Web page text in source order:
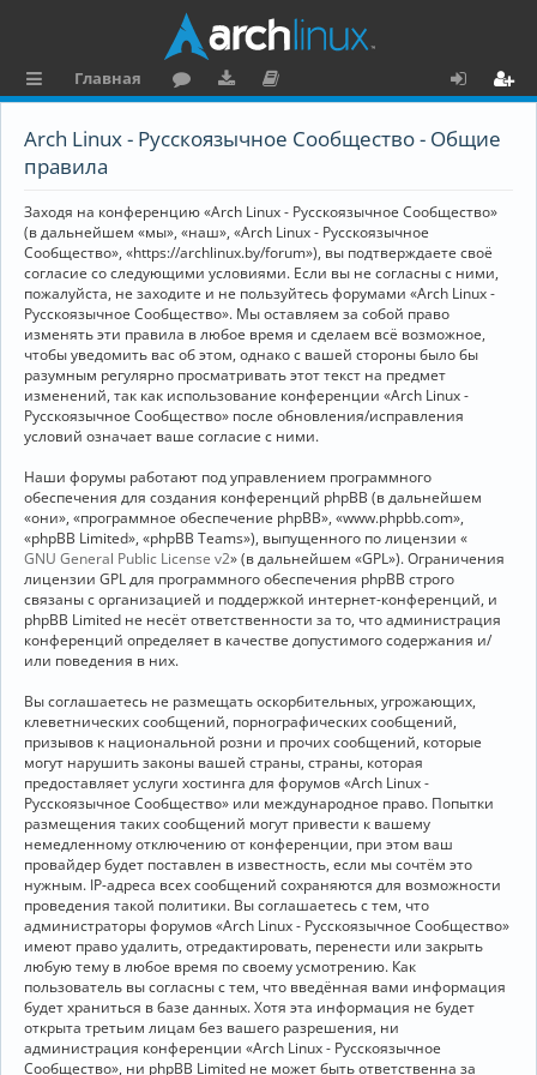
ы
к
и
Главная
ру
ру
и
ку
е
н
та
ц
и
я
о
Arch Linux - Русскоязычное Сообщество - Общие
правила
Заходя на конференцию «Arch Linux - Русскоязычное Сообщество»
(в дальнейшем «мы», «наш», «Arch Linux - Русскоязычное
Сообщество», «https://archlinux.by/forum»), вы подтверждаете своё
согласие со следующими условиями. Если вы не согласны с ними,
пожалуйста, не заходите и не пользуйтесь форумами «Arch Linux -
Русскоязычное Сообщество». Мы оставляем за собой право
изменять эти правила в любое время и сделаем всё возможное,
чтобы уведомить вас об этом, однако с вашей стороны было бы
разумным регулярно просматривать этот текст на предмет
изменений, так как использование конференции «Arch Linux -
Русскоязычное Сообщество» после обновления/исправления
условий означает ваше согласие с ними.
Наши форумы работают под управлением программного
обеспечения для создания конференций phpBB (в дальнейшем
«они», «программное обеспечение phpBB», «www.phpbb.com»,
«phpBB Limited», «phpBB Teams»), выпущенного по лицензии «
GNU General Public License v2» (в дальнейшем «GPL»). Ограничения
лицензии GPL для программного обеспечения phpBB строго
связаны с организацией и поддержкой интернет-конференций, и
phpBB Limited не несёт ответственности за то, что администрация
конференций определяет в качестве допустимого содержания и/
или поведения в них.
Вы соглашаетесь не размещать оскорбительных, угрожающих,
клеветнических сообщений, порнографических сообщений,
призывов к национальной розни и прочих сообщений, которые
могут нарушить законы вашей страны, страны, которая
предоставляет услуги хостинга для форумов «Arch Linux -
Русскоязычное Сообщество» или международное право. Попытки
размещения таких сообщений могут привести к вашему
немедленному отключению от конференции, при этом ваш
провайдер будет поставлен в известность, если мы сочтём это
нужным. IP-адреса всех сообщений сохраняются для возможности
проведения такой политики. Вы соглашаетесь с тем, что
администраторы форумов «Arch Linux - Русскоязычное Сообщество»
имеют право удалить, отредактировать, перенести или закрыть
любую тему в любое время по своему усмотрению. Как
пользователь вы согласны с тем, что введённая вами информация
будет храниться в базе данных. Хотя эта информация не будет
открыта третьим лицам без вашего разрешения, ни
администрация конференции «Arch Linux - Русскоязычное
Сообщество», ни phpBB Limited не может быть ответственна за